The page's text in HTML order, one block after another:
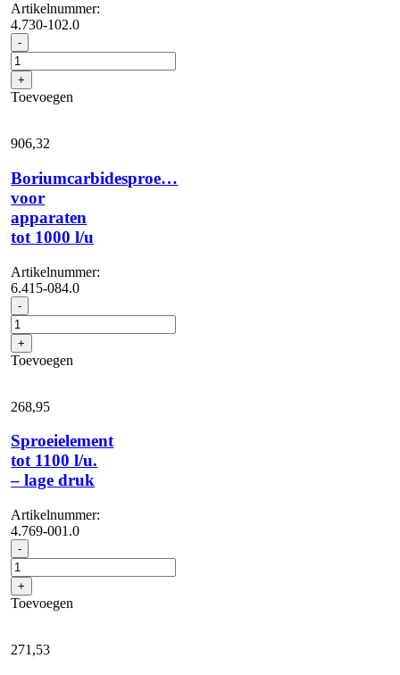
Artikelnummer:
4.730-102.0
- Waterfijnfilter,
met
adapter
aantal
+
Toevoegen
906,32
Boriumcarbidesproe…
voor
apparaten
tot 1000 l/u
Artikelnummer:
6.415-084.0
- Boriumcarbidesproe...
voor
apparaten
tot
1000
aantal
+
Toevoegen
268,95
Sproeielement
tot 1100 l/u.
– lage druk
Artikelnummer:
4.769-001.0
- Sproeielement
tot
1100
l/u.
-
druk
aantal
+
Toevoegen
271,53